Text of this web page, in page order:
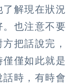
解現在狀況
也注意不要
把話說完，
僅如此就是
時，有時會